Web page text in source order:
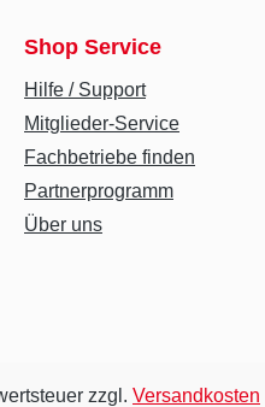
Shop Service
Hilfe / Support
Mitglieder-Service
Fachbetriebe finden
Partnerprogramm
Über uns
zzgl. Versandkosten